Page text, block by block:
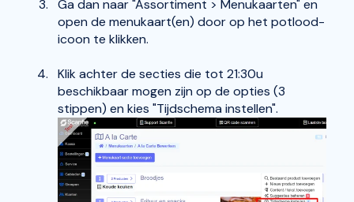
Ga dan naar "Assortiment > Menukaarten" en
open de menukaart(en) door op het potlood-
icoon te klikken.
Klik achter de secties die tot 21:30u
beschikbaar mogen zijn op de opties (3
stippen) en kies "Tijdschema instellen".